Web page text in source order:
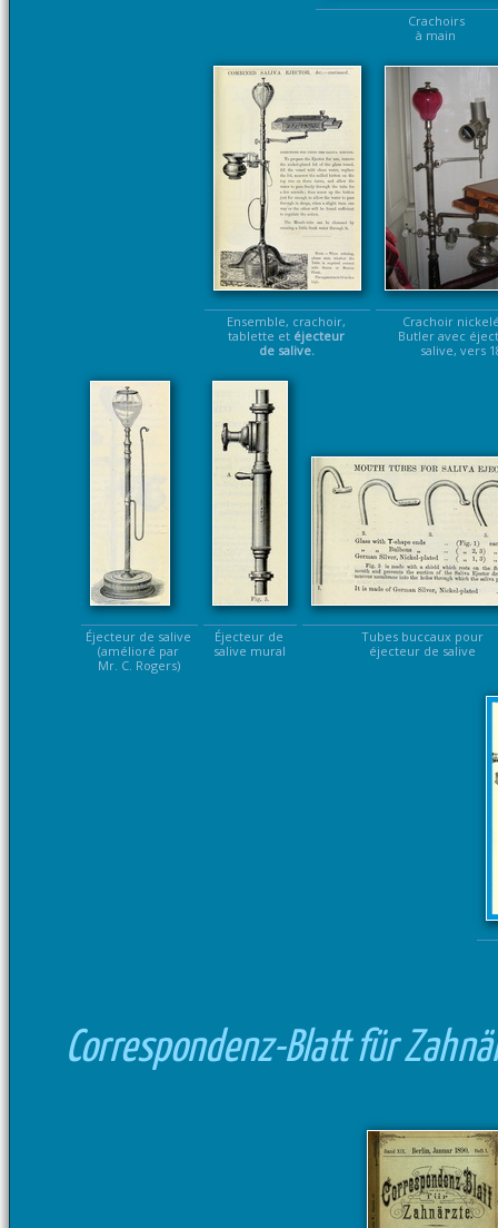
Crachoirs
à main
Ensemble, crachoir,
tablette et éjecteur
de salive.
Crachoir
Butler avec
salive, vers
Éjecteur de salive
(amélioré par
Mr. C. Rogers)
Éjecteur de
salive mural
Tubes buccaux pour
éjecteur de salive
Correspondenz-Blatt für